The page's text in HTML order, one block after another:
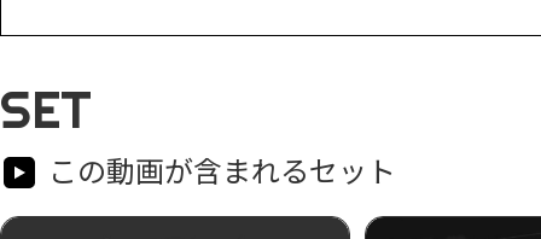
SET
この動画が含まれるセット